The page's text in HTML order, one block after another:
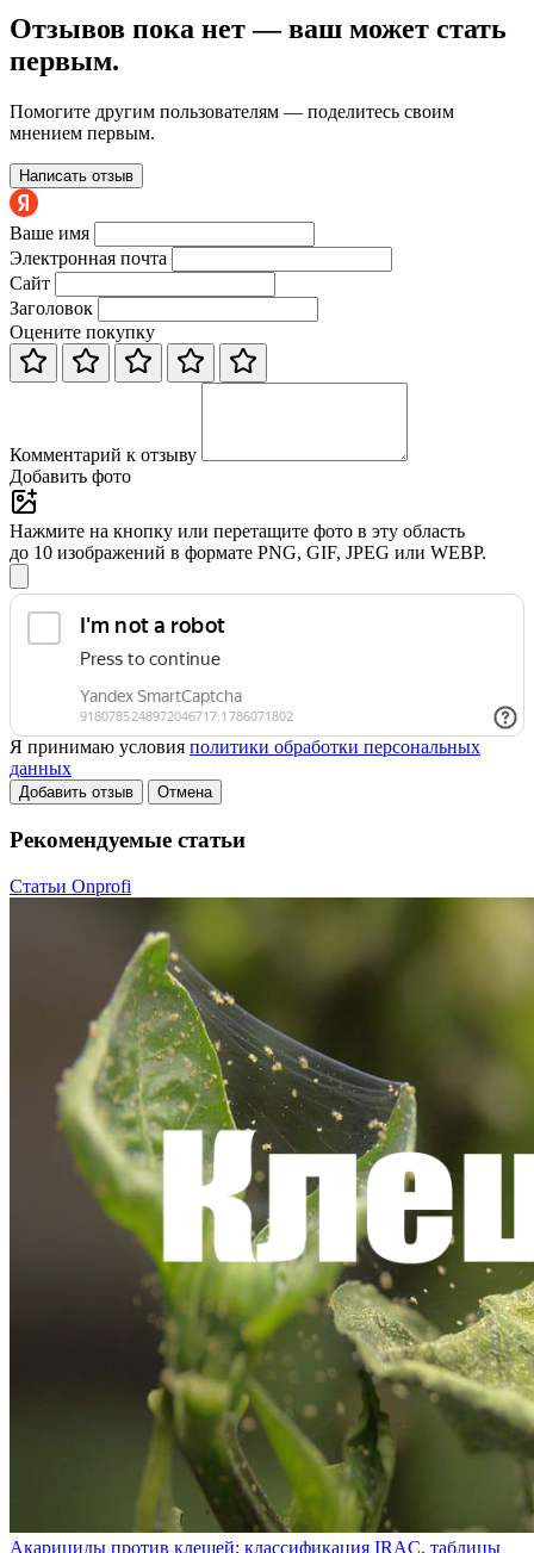
Отзывов пока нет — ваш может стать
первым.
Помогите другим пользователям — поделитесь своим
мнением первым.
Написать отзыв
Ваше имя
Электронная почта
Сайт
Заголовок
Оцените покупку
Комментарий к отзыву
Добавить фото
Нажмите на кнопку или перетащите фото в эту область
до 10 изображений в формате PNG, GIF, JPEG или WEBP.
Я принимаю условия политики обработки персональных
данных
Добавить отзыв Отмена
Рекомендуемые статьи
Статьи Onprofi
Акарициды против клещей: классификация IRAC, таблицы